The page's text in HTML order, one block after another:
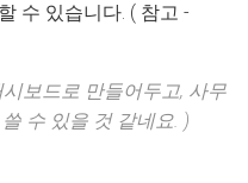
수 있습니다. ( 참고 -
보드로 만들어두고, 사무
수 있을 것 같네요. )